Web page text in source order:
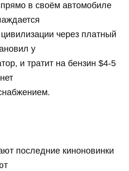
прямо в своём автомобиле
через платный
у
и тратит на бензин $4-5
последние киноновинки